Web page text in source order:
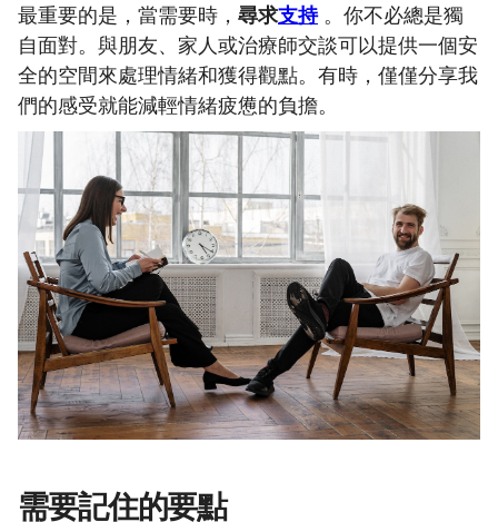
最重要的是，當需要時， 尋求支持 。你不必總是獨
自面對。與朋友、家人或治療師交談可以提供一個安
全的空間來處理情緒和獲得觀點。有時，僅僅分享我
們的感受就能減輕情緒疲憊的負擔。
需要記住的要點